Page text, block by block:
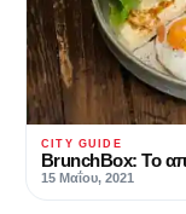
CITY GUIDE
BrunchBox: Το
15 Μαΐου, 2021